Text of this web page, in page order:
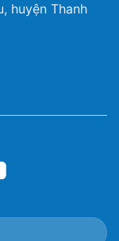
huyện Thanh